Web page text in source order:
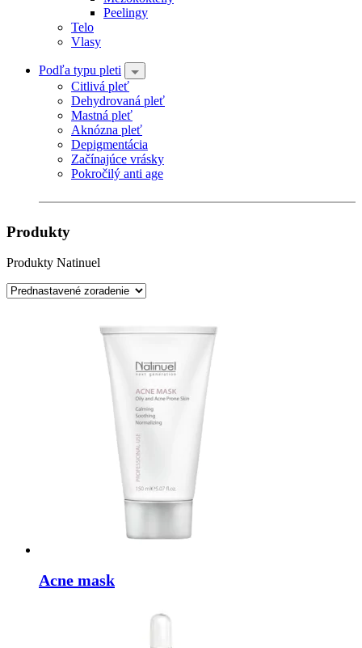
Peelingy
Telo
Vlasy
Podľa typu pleti
Citlivá pleť
Dehydrovaná pleť
Mastná pleť
Aknózna pleť
Depigmentácia
Začínajúce vrásky
Pokročilý anti age
Produkty
Produkty Natinuel
Acne mask